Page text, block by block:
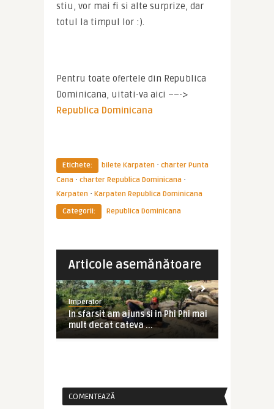
stiu, vor mai fi si alte surprize, dar
totul la timpul lor :).
Pentru toate ofertele din Republica
Dominicana, uitati-va aici ––->
Republica Dominicana
Etichete: bilete Karpaten· charter Punta
Cana· charter Republica Dominicana·
Karpaten· Karpaten Republica Dominicana
Categorii:
Republica Dominicana
Articole asemănătoare
THAILANDA
Imperator
In sfarsit am ajuns si in Phi Phi mai
mult decat cateva ...
COMENTEAZĂ